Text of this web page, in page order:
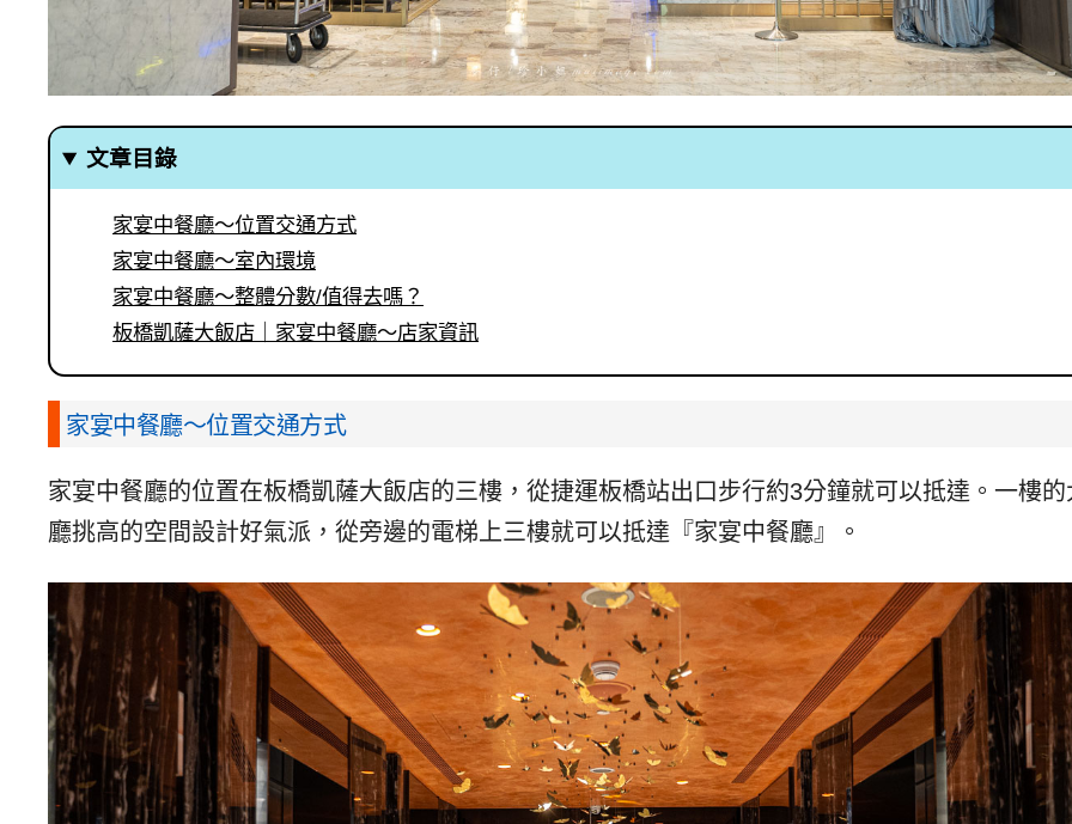
文章目錄
家宴中餐廳～位置交通方式
家宴中餐廳～室內環境
家宴中餐廳～整體分數/值得去嗎？
板橋凱薩大飯店｜家宴中餐廳～店家資訊
家宴中餐廳～位置交通方式
家宴中餐廳的位置在板橋凱薩大飯店的三樓，從捷運板橋站出口步行約3分鐘就可以抵達。一樓的
廳挑高的空間設計好氣派，從旁邊的電梯上三樓就可以抵達『家宴中餐廳』。